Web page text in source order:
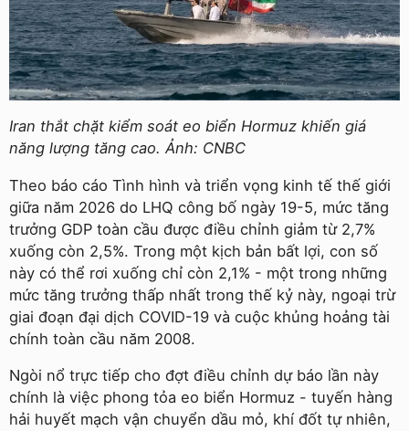
Iran thắt chặt kiểm soát eo biển Hormuz khiến giá
năng lượng tăng cao. Ảnh: CNBC
Theo báo cáo Tình hình và triển vọng kinh tế thế giới
giữa năm 2026 do LHQ công bố ngày 19-5, mức tăng
trưởng GDP toàn cầu được điều chỉnh giảm từ 2,7%
xuống còn 2,5%. Trong một kịch bản bất lợi, con số
này có thể rơi xuống chỉ còn 2,1% - một trong những
mức tăng trưởng thấp nhất trong thế kỷ này, ngoại trừ
giai đoạn đại dịch COVID-19 và cuộc khủng hoảng tài
chính toàn cầu năm 2008.
Ngòi nổ trực tiếp cho đợt điều chỉnh dự báo lần này
chính là việc phong tỏa eo biển Hormuz - tuyến hàng
hải huyết mạch vận chuyển dầu mỏ, khí đốt tự nhiên,